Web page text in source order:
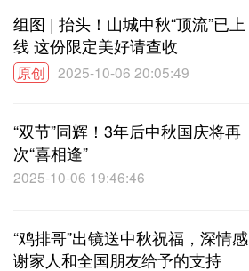
组图 | 抬头！山城中秋“顶流”已上
线 这份限定美好请查收
原创 2025-10-06 20:05:49
“双节”同辉！3年后中秋国庆将再
次“喜相逢”
2025-10-06 19:46:46
“鸡排哥”出镜送中秋祝福，深情感
谢家人和全国朋友给予的支持